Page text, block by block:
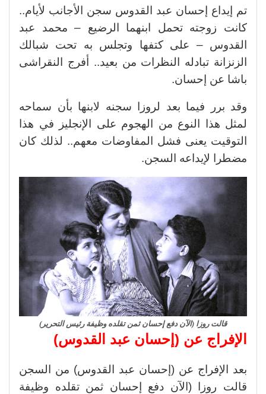
تم إيداع إحسان عبد القدوس سجن الأجانب لأيام..
كانت زوجته تحمل ابنهما الرضيع – محمد عبد
القدوس – على كتفها وتجلس به تحت شبالك
الزنزانة تبادله النظرات من بعيد.. أفرج النقراشى
باشا عن إحسان.
وقد برر فيما بعد لروزا سجنه لابنها بأن سماحه
لمثل هذا النوع من الهجوم على الإنجليز في هذا
التوقيت يعنى فشل المفاوضات معهم.. لذلك كان
مضطرا لإيداعه السجن.
قالت روزا (الآن دفع إحسان ثمن تقلده وظيفة رئيس التحرير)
الإفراج عن (إحسان عبد القدوس)
بعد الإفراج عن (إحسان عبد القدوس) من السجن
قالت روزا (الآن دفع إحسان ثمن تقلده وظيفة